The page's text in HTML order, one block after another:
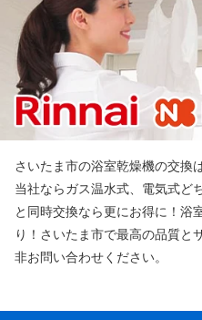
さいたま市の浴室乾燥機の交換
当社ならガス温水式、電気式ど
と同時交換なら更にお得に！浴
り！さいたま市で最高の品質と
非お問い合わせください。